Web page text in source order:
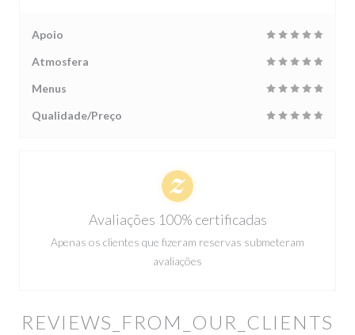
REVIEWS_FROM_OUR_CLIENTS
Apoio
Atmosfera
Menus
Qualidade/Preço
Avaliações 100% certificadas
Apenas os clientes que fizeram reservas submeteram
avaliações